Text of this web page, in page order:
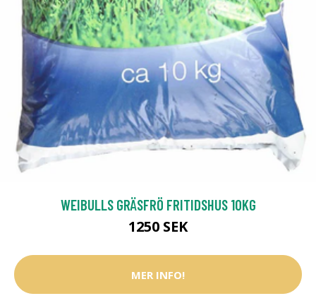
WEIBULLS GRÄSFRÖ FRITIDSHUS 10KG
1250 SEK
MER INFO!